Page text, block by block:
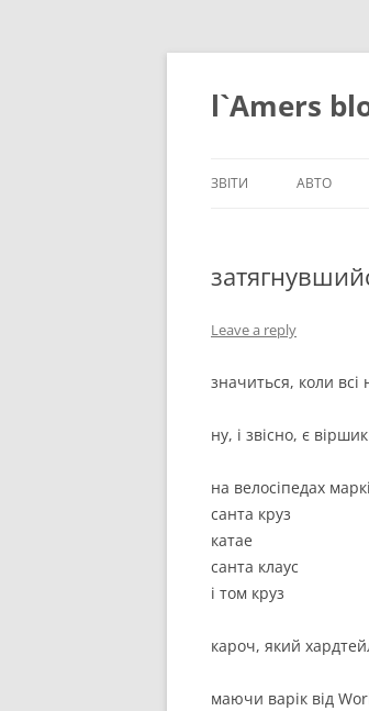
Skip
content
l`Amers
ЗВІТИ
ЗВІТИ_2020
АВТО
Leave a reply
значиться, коли
ну, і звісно, є
на велосіпедах маркі
санта круз
катае
санта клаус
і том круз
кароч, який
маючи варік від